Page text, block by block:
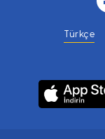
Türkçe